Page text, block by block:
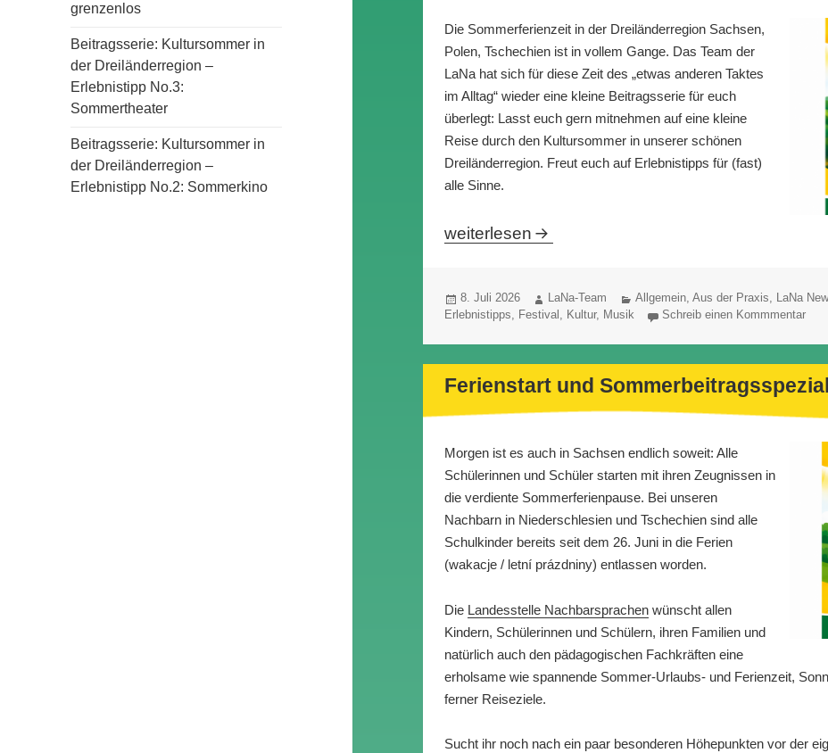
grenzenlos
Beitragsserie: Kultursommer in
der Dreiländerregion –
Erlebnistipp No.3:
Sommertheater
Beitragsserie: Kultursommer in
der Dreiländerregion –
Erlebnistipp No.2: Sommerkino
Die Sommerferienzeit in der Dreiländerregion Sachsen,
Polen, Tschechien ist in vollem Gange. Das Team der
LaNa hat sich für diese Zeit des „etwas anderen Taktes
im Alltag“ wieder eine kleine Beitragsserie für euch
überlegt: Lasst euch gern mitnehmen auf eine kleine
Reise durch den Kultursommer in unserer schönen
Dreiländerregion. Freut euch auf Erlebnistipps für (fast)
alle Sinne.
Beitragsserie: Kultursommer in der
weiterlesen
Veröffentlicht
am
8. Juli 2026 Autor
LaNa-Team Kategorien
Allgemein, Aus der Praxis, LaNa
Erlebnistipps, Festival , Kultur, Musik Schreib einen Kommmentar
Ferienstart und
Morgen ist es auch in Sachsen endlich soweit: Alle
Schülerinnen und Schüler starten mit ihren Zeugnissen in
die verdiente Sommerferienpause. Bei unseren
Nachbarn in Niederschlesien und Tschechien sind alle
Schulkinder bereits seit dem 26. Juni in die Ferien
(wakacje / letní prázdniny) entlassen worden.
Die Landesstelle Nachbarsprachen wünscht allen
Kindern, Schülerinnen und Schülern, ihren Familien und
natürlich auch den pädagogischen Fachkräften eine
erholsame wie spannende Sommer-Urlaubs- und Ferienzeit,
ferner Reiseziele.
Sucht ihr noch nach ein paar besonderen Höhepunkten vor der